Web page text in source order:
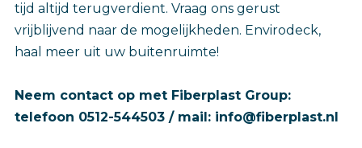
tijd altijd terugverdient. Vraag ons gerust
vrijblijvend naar de mogelijkheden. Envirodeck,
haal meer uit uw buitenruimte!
Neem contact op met Fiberplast Group:
telefoon 0512-544503 / mail: info@fiberplast.nl